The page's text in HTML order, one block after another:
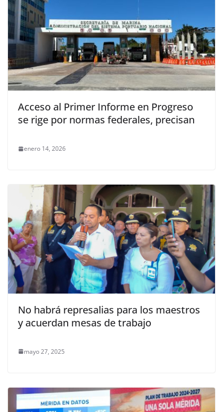
Acceso al Primer Informe en Progreso
se rige por normas federales, precisan
enero 14, 2026
No habrá represalias para los maestros
y acuerdan mesas de trabajo
mayo 27, 2025